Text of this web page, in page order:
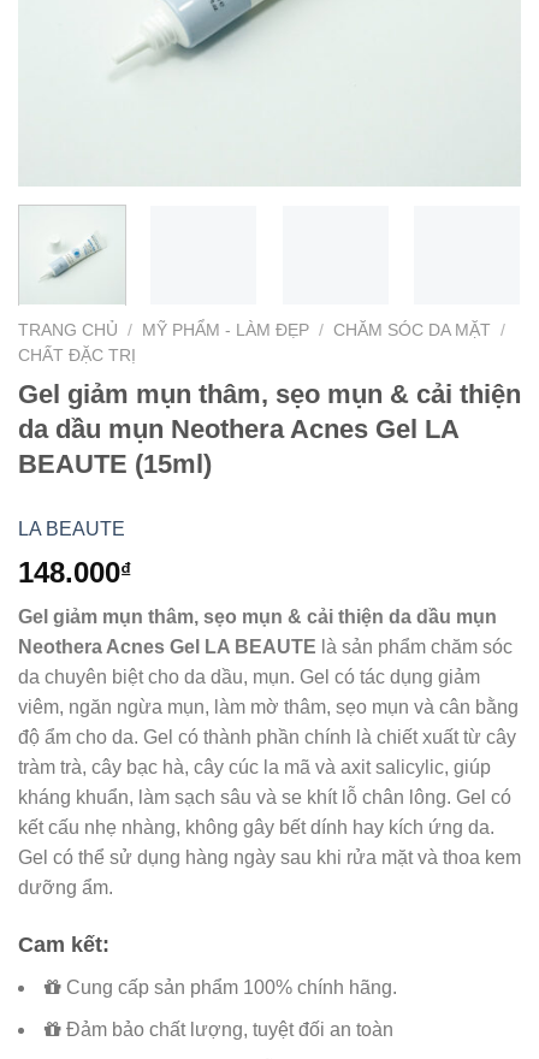
TRANG CHỦ / MỸ PHẨM - LÀM ĐẸP / CHĂM SÓC DA MẶT /
CHẤT ĐẶC TRỊ
Gel giảm mụn thâm, sẹo mụn & cải thiện
da dầu mụn Neothera Acnes Gel LA
BEAUTE (15ml)
LA BEAUTE
148.000₫
Gel giảm mụn thâm, sẹo mụn & cải thiện da dầu mụn
Neothera Acnes Gel LA BEAUTE là sản phẩm chăm sóc
da chuyên biệt cho da dầu, mụn. Gel có tác dụng giảm
viêm, ngăn ngừa mụn, làm mờ thâm, sẹo mụn và cân bằng
độ ẩm cho da. Gel có thành phần chính là chiết xuất từ cây
tràm trà, cây bạc hà, cây cúc la mã và axit salicylic, giúp
kháng khuẩn, làm sạch sâu và se khít lỗ chân lông. Gel có
kết cấu nhẹ nhàng, không gây bết dính hay kích ứng da.
Gel có thể sử dụng hàng ngày sau khi rửa mặt và thoa kem
dưỡng ẩm.
Cam kết:
Cung cấp sản phẩm 100% chính hãng.
Đảm bảo chất lượng, tuyệt đối an toàn